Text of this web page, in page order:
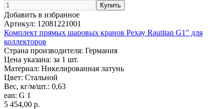
Добавить в избранное
Артикул: 12081221001
Комплект прямых шаровых кранов Рехау Rautitan G1" для
коллекторов
Страна производителя: Германия
Цена указана: за 1 шт.
Материал: Никелированная латунь
Цвет: Стальной
Вес, кг/м/шт.: 0,63
ean: G 1
5 454,00 р.